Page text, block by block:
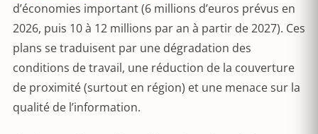
d’économies important (6 millions d’euros prévus en
2026, puis 10 à 12 millions par an à partir de 2027). Ces
plans se traduisent par une dégradation des
conditions de travail, une réduction de la couverture
de proximité (surtout en région) et une menace sur la
qualité de l’information.